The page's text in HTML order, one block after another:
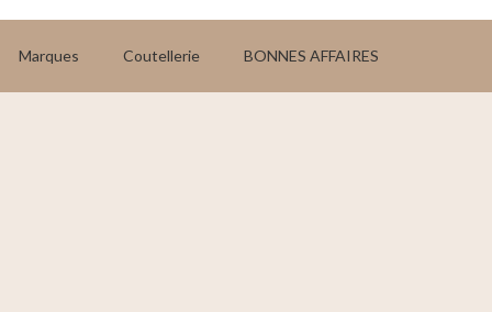
Marques Coutellerie BONNES AFFAIRES